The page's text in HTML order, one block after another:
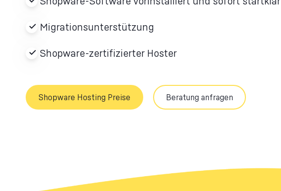
Migrationsunterstützung
Shopware-zertifizierter Hoster
Shopware Hosting Preise Beratung anfragen